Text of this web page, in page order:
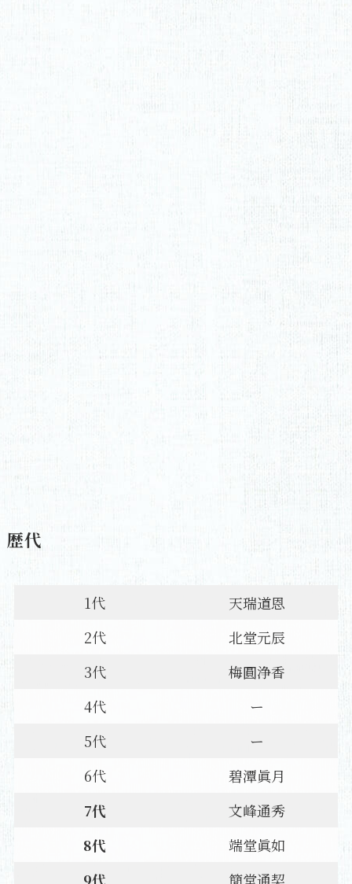
歴代
1代
天瑞道恩
2代
北堂元辰
3代
梅圓浄香
4代
ー
5代
ー
6代
碧潭眞月
7代
文峰通秀
8代
端堂眞如
9代
簡堂通契